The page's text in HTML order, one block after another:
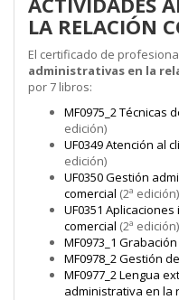
LA RELACIÓN
El certificado de
administrativas en la
por 7 libros:
MF0975_2 Técnicas
edición)
UF0349 Atención al
edición)
UF0350 Gestión
comercial (2ª edición)
UF0351
comercial (2ª edición)
MF0973_1
MF0978_2 Gestión
MF0977_2 Lengua
administrativa en la